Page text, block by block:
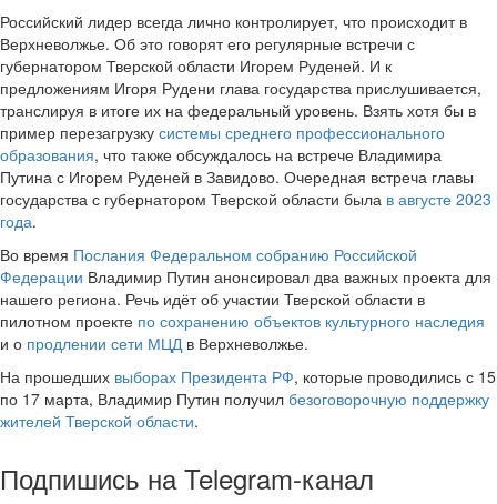
Российский лидер всегда лично контролирует, что происходит в
Верхневолжье. Об это говорят его регулярные встречи с
губернатором Тверской области Игорем Руденей. И к
предложениям Игоря Рудени глава государства прислушивается,
транслируя в итоге их на федеральный уровень. Взять хотя бы в
пример перезагрузку системы среднего профессионального
образования, что также обсуждалось на встрече Владимира
Путина с Игорем Руденей в Завидово. Очередная встреча главы
государства с губернатором Тверской области была в августе 2023
года.
Во время Послания Федеральном собранию Российской
Федерации Владимир Путин анонсировал два важных проекта для
нашего региона. Речь идёт об участии Тверской области в
пилотном проекте по сохранению объектов культурного наследия
и о продлении сети МЦД в Верхневолжье.
На прошедших выборах Президента РФ, которые проводились с 15
по 17 марта, Владимир Путин получил безоговорочную поддержку
жителей Тверской области.
Подпишись на Telegram-канал